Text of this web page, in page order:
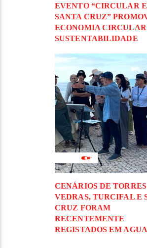
EVENTO “CIRCULAR
SANTA CRUZ”
ECONOMIA CIRCULAR
SUSTENTABILIDADE
CENÁRIOS DE TORRES
VEDRAS, TURCIFAL E
CRUZ FORAM
RECENTEMENTE
REGISTADOS EM